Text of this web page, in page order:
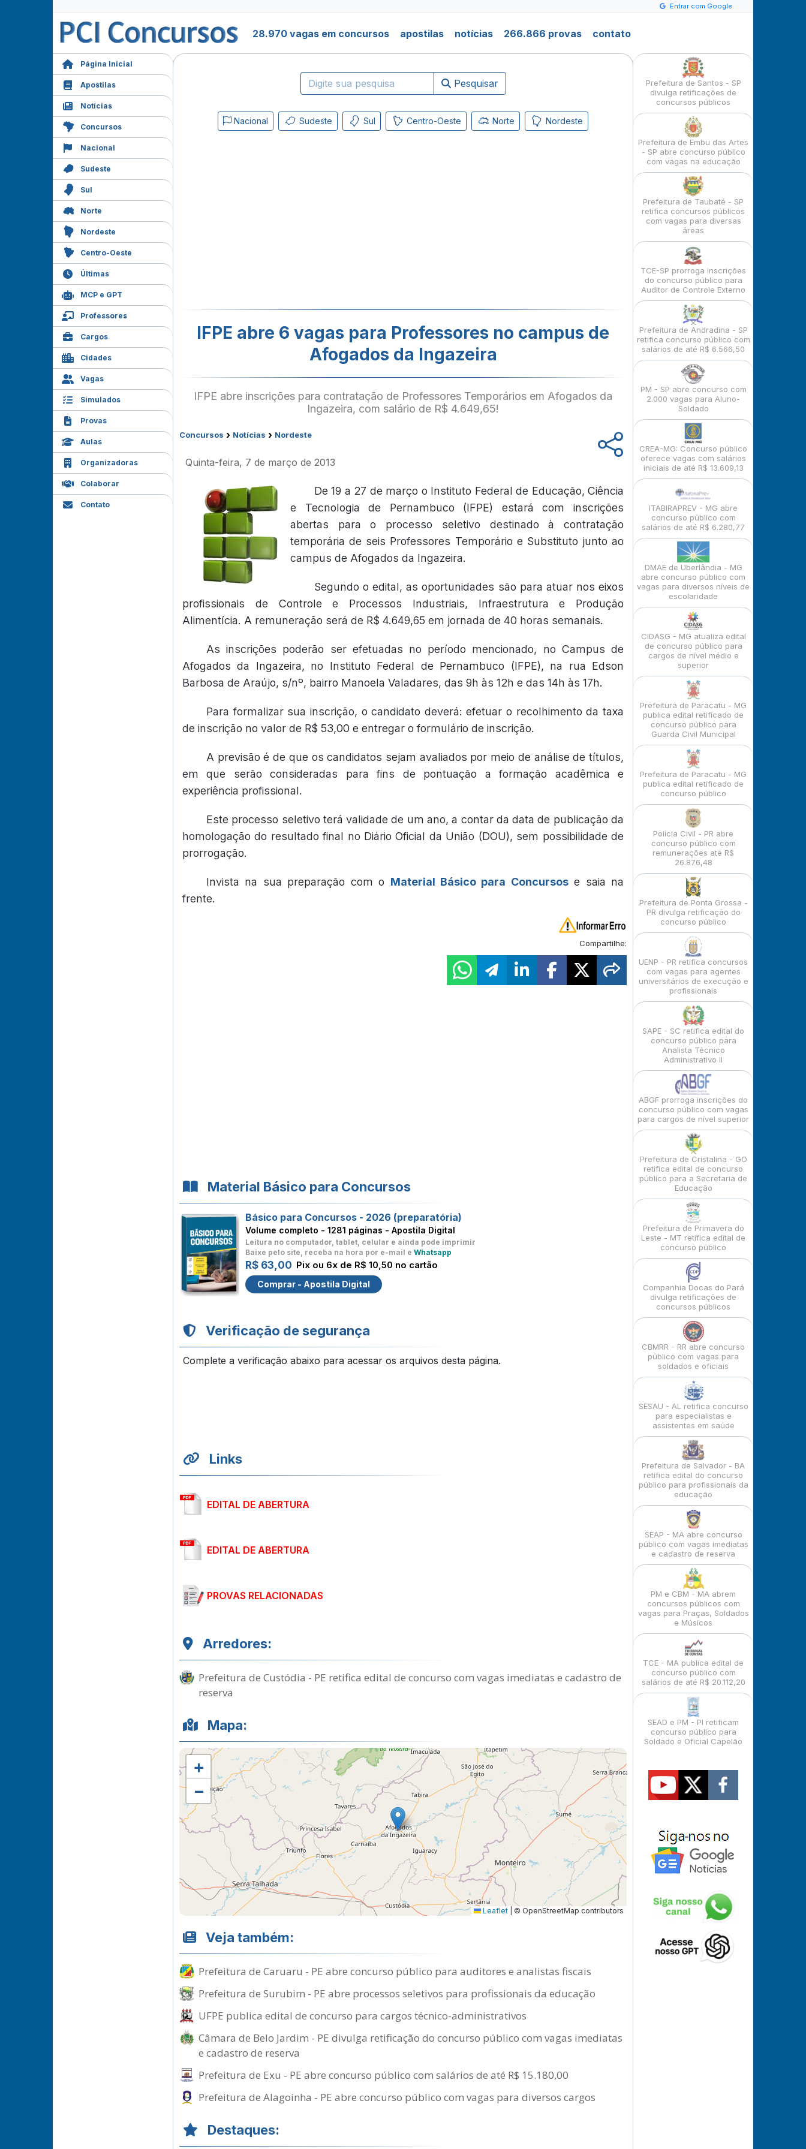
Entrar com Google
28.970 vagas em concursos apostilas notícias 266.866 provas contato
Página Inicial
Apostilas
Notícias
Concursos
Nacional
Sudeste
Sul
Norte
Nordeste
Centro-Oeste
Últimas
MCP e GPT
Professores
Cargos
Cidades
Vagas
Simulados
Provas
Aulas
Organizadoras
Colaborar
Contato
Pesquisar
Nacional Sudeste Sul Centro-Oeste Norte Nordeste
IFPE abre 6 vagas para Professores no campus de
Afogados da Ingazeira
IFPE abre inscrições para contratação de Professores Temporários em Afogados da
Ingazeira, com salário de R$ 4.649,65!
Concursos › Notícias › Nordeste
Quinta-feira, 7 de março de 2013
De 19 a 27 de março o Instituto Federal de Educação, Ciência
e Tecnologia de Pernambuco (IFPE) estará com inscrições
abertas para o processo seletivo destinado à contratação
temporária de seis Professores Temporário e Substituto junto ao
campus de Afogados da Ingazeira.
Segundo o edital, as oportunidades são para atuar nos eixos
profissionais de Controle e Processos Industriais, Infraestrutura e Produção
Alimentícia. A remuneração será de R$ 4.649,65 em jornada de 40 horas semanais.
As inscrições poderão ser efetuadas no período mencionado, no Campus de
Afogados da Ingazeira, no Instituto Federal de Pernambuco (IFPE), na rua Edson
Barbosa de Araújo, s/nº, bairro Manoela Valadares, das 9h às 12h e das 14h às 17h.
Para formalizar sua inscrição, o candidato deverá: efetuar o recolhimento da taxa
de inscrição no valor de R$ 53,00 e entregar o formulário de inscrição.
A previsão é de que os candidatos sejam avaliados por meio de análise de títulos,
em que serão consideradas para fins de pontuação a formação acadêmica e
experiência profissional.
Este processo seletivo terá validade de um ano, a contar da data de publicação da
homologação do resultado final no Diário Oficial da União (DOU), sem possibilidade de
prorrogação.
Invista na sua preparação com o Material Básico para Concursose saia na
frente.
Compartilhe:
Material Básico para Concursos
Básico para Concursos - 2026 (preparatória)
Volume completo - 1281 páginas - Apostila Digital
Leitura no computador, tablet, celular e ainda pode imprimir
Baixe pelo site, receba na hora por e-mail e Whatsapp
R$ 63,00 Pix ou 6x de R$ 10,50 no cartão
Comprar - Apostila Digital
Verificação de segurança
Complete a verificação abaixo para acessar os arquivos desta página.
Links
EDITAL DE ABERTURA
EDITAL DE ABERTURA
PROVAS RELACIONADAS
Arredores:
Prefeitura de Custódia - PE retifica edital de concurso com vagas imediatas e cadastro de
reserva
Mapa:
+
−
Leaflet © OpenStreetMap contributors
Veja também:
Prefeitura de Caruaru - PE abre concurso público para auditores e analistas fiscais
Prefeitura de Surubim - PE abre processos seletivos para profissionais da educação
UFPE publica edital de concurso para cargos técnico-administrativos
Câmara de Belo Jardim - PE divulga retificação do concurso público com vagas imediatas
e cadastro de reserva
Prefeitura de Exu - PE abre concurso público com salários de até R$ 15.180,00
Prefeitura de Alagoinha - PE abre concurso público com vagas para diversos cargos
Destaques:
Prefeitura de Santos - SP
divulga retificações de
concursos públicos
Prefeitura de Embu das Artes
- SP abre concurso público
com vagas na educação
Prefeitura de Taubaté - SP
retifica concursos públicos
com vagas para diversas
áreas
TCE-SP prorroga inscrições
do concurso público para
Auditor de Controle Externo
Prefeitura de Andradina - SP
retifica concurso público com
salários de até R$ 6.566,50
PM - SP abre concurso com
2.000 vagas para Aluno-
Soldado
CREA-MG: Concurso público
oferece vagas com salários
iniciais de até R$ 13.609,13
ITABIRAPREV - MG abre
concurso público com
salários de até R$ 6.280,77
DMAE de Uberlândia - MG
abre concurso público com
vagas para diversos níveis de
escolaridade
CIDASG - MG atualiza edital
de concurso público para
cargos de nível médio e
superior
Prefeitura de Paracatu - MG
publica edital retificado de
concurso público para
Guarda Civil Municipal
Prefeitura de Paracatu - MG
publica edital retificado de
concurso público
Polícia Civil - PR abre
concurso público com
remunerações até R$
26.876,48
Prefeitura de Ponta Grossa -
PR divulga retificação do
concurso público
UENP - PR retifica concursos
com vagas para agentes
universitários de execução e
profissionais
SAPE - SC retifica edital do
concurso público para
Analista Técnico
Administrativo II
ABGF prorroga inscrições do
concurso público com vagas
para cargos de nível superior
Prefeitura de Cristalina - GO
retifica edital de concurso
público para a Secretaria de
Educação
Prefeitura de Primavera do
Leste - MT retifica edital de
concurso público
Companhia Docas do Pará
divulga retificações de
concursos públicos
CBMRR - RR abre concurso
público com vagas para
soldados e oficiais
SESAU - AL retifica concurso
para especialistas e
assistentes em saúde
Prefeitura de Salvador - BA
retifica edital do concurso
público para profissionais da
educação
SEAP - MA abre concurso
público com vagas imediatas
e cadastro de reserva
PM e CBM - MA abrem
concursos públicos com
vagas para Praças, Soldados
e Músicos
TCE - MA publica edital de
concurso público com
salários de até R$ 20.112,20
SEAD e PM - PI retificam
concurso público para
Soldado e Oficial Capelão